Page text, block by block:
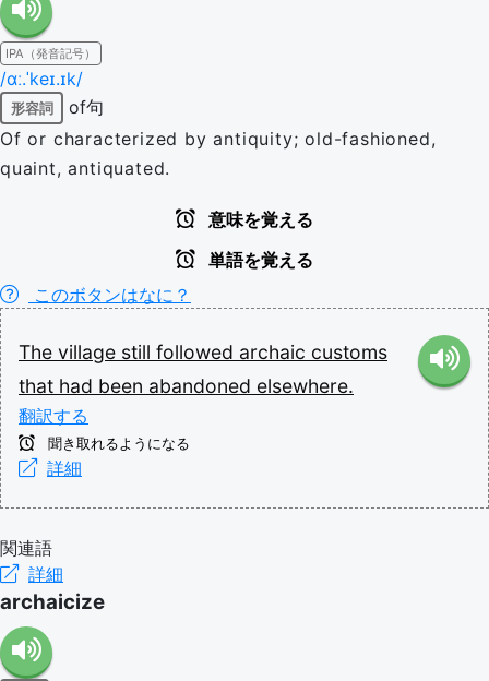
IPA（発音記号）
/ɑː.ˈkeɪ.ɪk/
形容詞
of句
Of or characterized by antiquity; old-fashioned,
quaint, antiquated.
意味を覚える
単語を覚える
このボタンはなに？
The village still followed archaic customs
that had been abandoned elsewhere.
翻訳する
聞き取れるようになる
詳細
関連語
詳細
archaicize